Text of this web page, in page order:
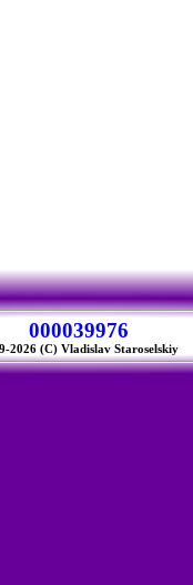
000039976
2026 (C) Vladislav Staroselskiy